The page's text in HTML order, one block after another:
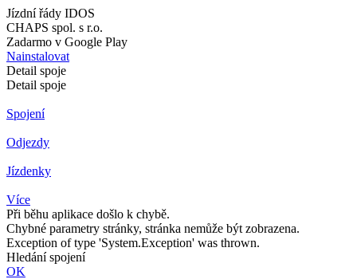
Jízdní řády IDOS
CHAPS spol. s r.o.
Zadarmo v Google Play
Nainstalovat
Detail spoje
Detail spoje
Spojení
Odjezdy
Jízdenky
Více
Při běhu aplikace došlo k chybě.
Chybné parametry stránky, stránka nemůže být zobrazena.
Exception of type 'System.Exception' was thrown.
Hledání spojení
OK